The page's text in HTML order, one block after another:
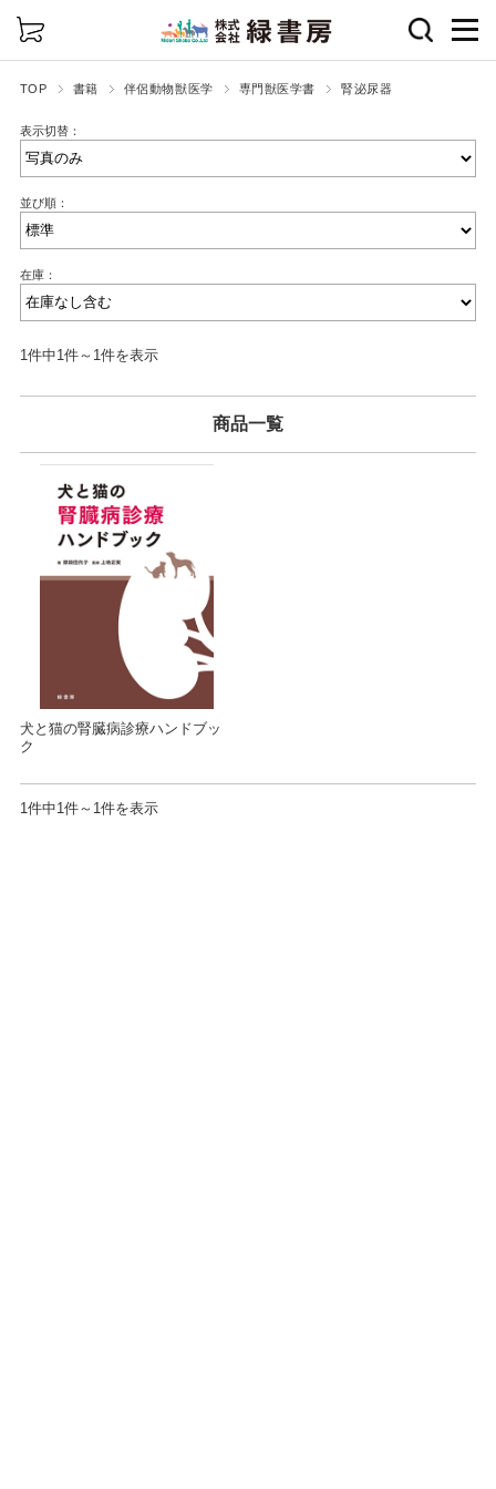
詳細検索
TOP 書籍 伴侶動物獣医学 専門獣医学書 腎泌尿器
表示切替：
並び順：
在庫：
1件中1件～1件を表示
商品一覧
犬と猫の腎臓病診療ハンドブッ
ク
1件中1件～1件を表示